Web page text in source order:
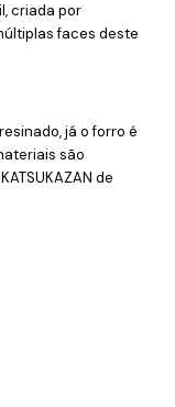
criada por
faces deste
já o forro é
são
de